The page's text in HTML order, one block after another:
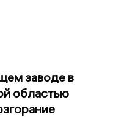
заводе в
областью